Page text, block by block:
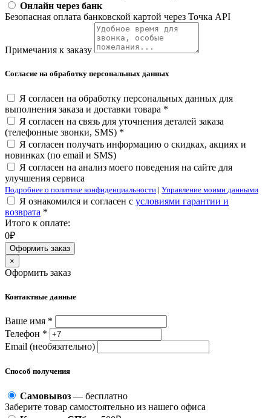
Онлайн через банк
Безопасная оплата банковской картой через Точка API
Примечания к заказу
Согласие на обработку персональных данных
Я согласен на обработку персональных данных для
выполнения заказа и доставки товара *
Я согласен на связь для уточнения деталей заказа
(телефонные звонки, SMS) *
Я согласен получать информацию о скидках, акциях и
новинках (по email и SMS)
Я согласен на анализ моего поведения на сайте для
улучшения сервиса
Подробнее о политике конфиденциальности | Управление моими данными
Я ознакомился и согласен с условиями гарантии и
возврата *
Итого к оплате:
0₽
Оформить заказ
×
Оформить заказ
Контактные данные
Ваше имя *
Телефон *
Email (необязательно)
Способ получения
Самовывоз — бесплатно
Заберите товар самостоятельно из нашего офиса